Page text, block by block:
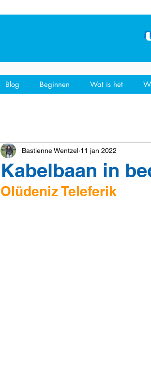
Blog Beginnen Wat is het
Kabelbaan in
Bastienne Wentzel 11 jan 2022
Olüdeniz Teleferik